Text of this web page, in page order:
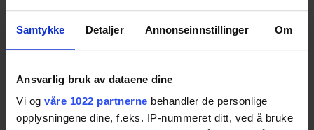
Samtykke Detaljer Annonseinnstillinger Om
Ansvarlig bruk av dataene dine
Vi og våre 1022 partnerne behandler de personlige
opplysningene dine, f.eks. IP-nummeret ditt, ved å bruke
Resultatet er basert på3tester.
KitchenAid Artisan 5KSB5553
Resultatet er basert på3tester.
65